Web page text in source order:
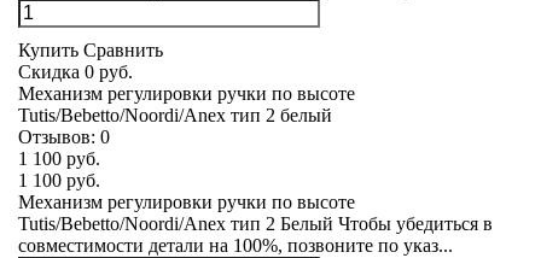
Купить Сравнить
Скидка 0 руб.
Механизм регулировки ручки по высоте
Tutis/Bebetto/Noordi/Anex тип 2 белый
Отзывов: 0
1 100 руб.
1 100 руб.
Механизм регулировки ручки по высоте
Tutis/Bebetto/Noordi/Anex тип 2 Белый Чтобы убедиться в
совместимости детали на 100%, позвоните по указ...